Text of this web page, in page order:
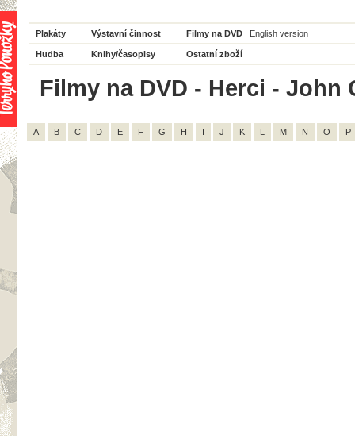
Plakáty Výstavní činnost Filmy na DVD English version
Hudba Knihy/časopisy Ostatní zboží
Filmy na DVD - Herci - John
A B C D E F G H I J K L M N O P